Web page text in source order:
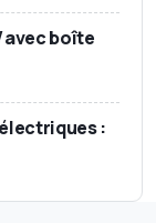
avec boîte
: